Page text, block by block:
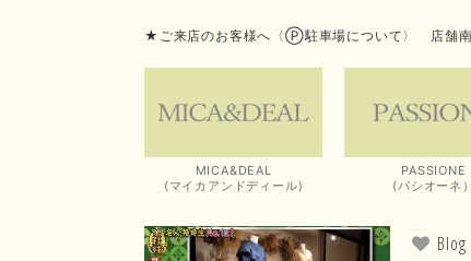
★ご来店のお客様へ〈Ⓟ駐車場について〉 店舗南
MICA&DEAL
(マイカアンドディール)
PASSIONE
(パシオーネ）
Blog